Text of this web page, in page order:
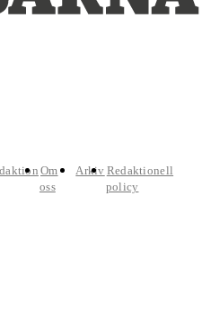
Om
oss
Arkiv Redaktionell
policy